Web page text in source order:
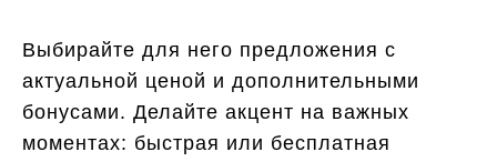
Выбирайте для него предложения с
актуальной ценой и дополнительными
бонусами. Делайте акцент на важных
моментах: быстрая или бесплатная